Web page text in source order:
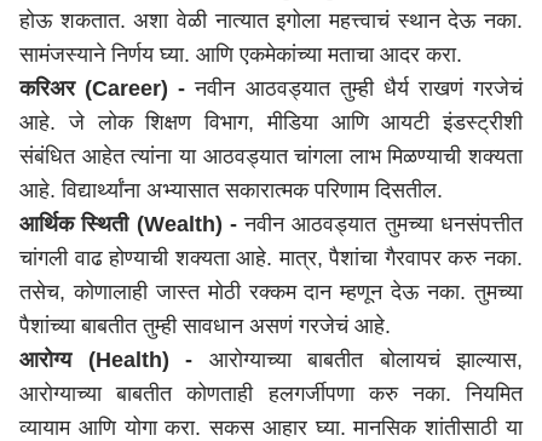
होऊ शकतात. अशा वेळी नात्यात इगोला महत्त्वाचं स्थान देऊ नका.
सामंजस्याने निर्णय घ्या. आणि एकमेकांच्या मताचा आदर करा.
करिअर (Career) - नवीन आठवड्यात तुम्ही धैर्य राखणं गरजेचं
आहे. जे लोक शिक्षण विभाग, मीडिया आणि आयटी इंडस्ट्रीशी
संबंधित आहेत त्यांना या आठवड्यात चांगला लाभ मिळण्याची शक्यता
आहे. विद्यार्थ्यांना अभ्यासात सकारात्मक परिणाम दिसतील.
आर्थिक स्थिती (Wealth) -नवीन आठवड्यात तुमच्या धनसंपत्तीत
चांगली वाढ होण्याची शक्यता आहे. मात्र, पैशांचा गैरवापर करु नका.
तसेच, कोणालाही जास्त मोठी रक्कम दान म्हणून देऊ नका. तुमच्या
पैशांच्या बाबतीत तुम्ही सावधान असणं गरजेचं आहे.
आरोग्य (Health) - आरोग्याच्या बाबतीत बोलायचं झाल्यास,
आरोग्याच्या बाबतीत कोणताही हलगर्जीपणा करु नका. नियमित
व्यायाम आणि योगा करा. सकस आहार घ्या. मानसिक शांतीसाठी या